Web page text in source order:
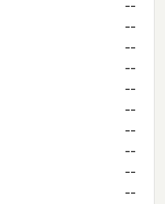
--
--
--
--
--
--
--
--
--
--